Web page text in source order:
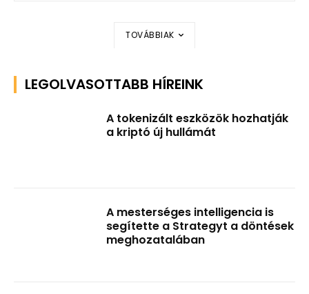
TOVÁBBIAK
LEGOLVASOTTABB HÍREINK
A tokenizált eszközök hozhatják
a kriptó új hullámát
A mesterséges intelligencia is
segítette a Strategyt a döntések
meghozatalában